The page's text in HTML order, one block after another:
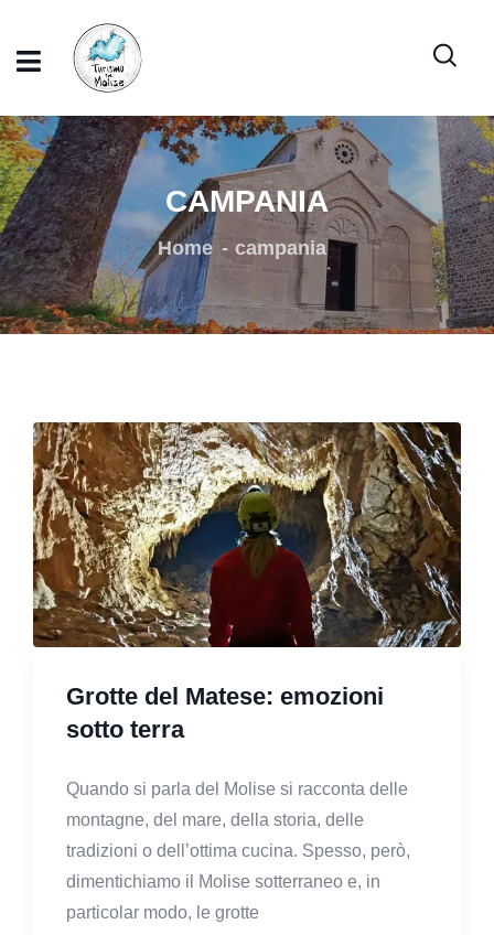
CAMPANIA
Home campania
Grotte del Matese: emozioni
sotto terra
Quando si parla del Molise si racconta delle
montagne, del mare, della storia, delle
tradizioni o dell’ottima cucina. Spesso, però,
dimentichiamo il Molise sotterraneo e, in
particolar modo, le grotte